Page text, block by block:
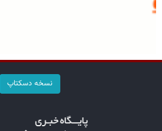
نسخه دسکتاپ